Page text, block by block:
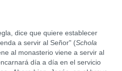
dice que quiere establecer
a servir al Señor" (Schola
al monasterio viene a servir al
día a día en el servicio